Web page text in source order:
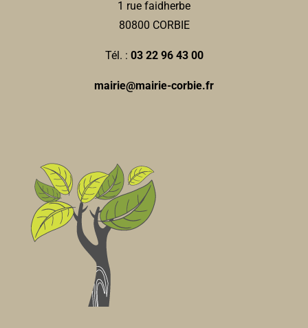
1 rue faidherbe
80800 CORBIE
Tél. : 03 22 96 43 00
mairie@mairie-corbie.fr